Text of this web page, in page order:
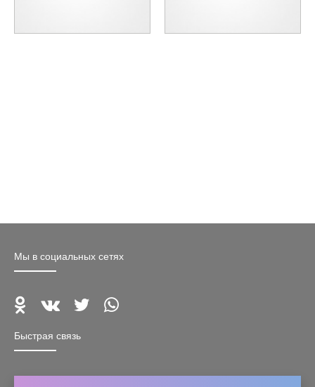
Мы в социальных сетях
Быстрая связь